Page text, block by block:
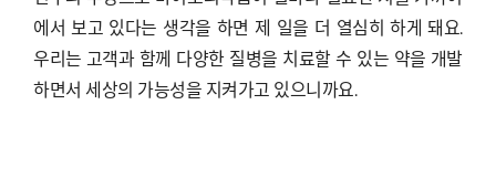
에서 보고 있다는 생각을 하면 제 일을 더 열심히 하게 돼요.
우리는 고객과 함께 다양한 질병을 치료할 수 있는 약을 개발
하면서 세상의 가능성을 지켜가고 있으니까요.